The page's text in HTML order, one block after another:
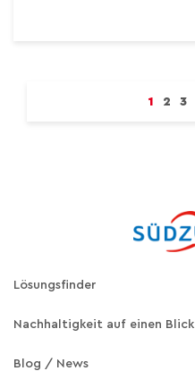
1 2 3
Lösungsfinder
Nachhaltigkeit auf einen Blick
Blog / News